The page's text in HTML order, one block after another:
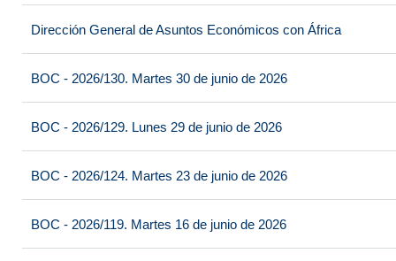
Dirección General de Asuntos Económicos con África
BOC - 2026/130. Martes 30 de junio de 2026
BOC - 2026/129. Lunes 29 de junio de 2026
BOC - 2026/124. Martes 23 de junio de 2026
BOC - 2026/119. Martes 16 de junio de 2026